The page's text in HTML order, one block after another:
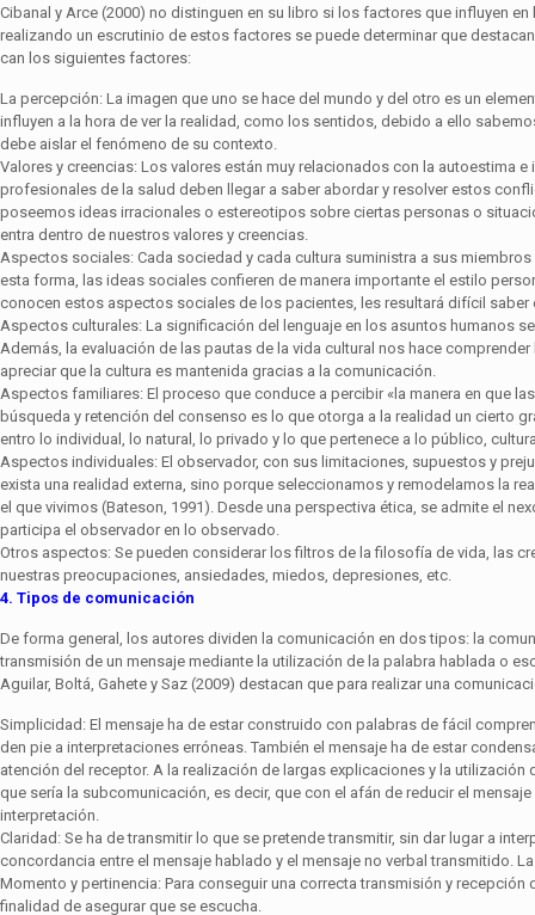
Cibanal y Arce (2000) no distinguen en su libro si los factores que influyen
realizando un escrutinio de estos factores se puede determinar que
can los siguientes factores:
La percepción: La imagen que uno se hace del mundo y del otro es un
influyen a la hora de ver la realidad, como los sentidos, debido a ello
debe aislar el fenómeno de su contexto.
Valores y creencias: Los valores están muy relacionados con la autoestima
profesionales de la salud deben llegar a saber abordar y resolver estos
poseemos ideas irracionales o estereotipos sobre ciertas personas o
entra dentro de nuestros valores y creencias.
Aspectos sociales: Cada sociedad y cada cultura suministra a sus
esta forma, las ideas sociales confieren de manera importante el estilo
conocen estos aspectos sociales de los pacientes, les resultará difícil saber
Aspectos culturales: La significación del lenguaje en los asuntos humanos
Además, la evaluación de las pautas de la vida cultural nos hace
apreciar que la cultura es mantenida gracias a la comunicación.
Aspectos familiares: El proceso que conduce a percibir «la manera en que
búsqueda y retención del consenso es lo que otorga a la realidad un cierto
entro lo individual, lo natural, lo privado y lo que pertenece a lo público,
Aspectos individuales: El observador, con sus limitaciones, supuestos y
exista una realidad externa, sino porque seleccionamos y remode­lamos la
el que vivimos (Bateson, 1991). Desde una perspec­tiva ética, se admite el
participa el observador en lo observado.
Otros aspectos: Se pueden considerar los filtros de la filosofía de vida, las
nuestras preocupaciones, ansiedades, miedos, depresiones, etc.
4. Tipos de comunicación
De forma general, los autores dividen la comunicación en dos tipos: la
transmisión de un mensaje mediante la utilización de la palabra hablada o
Aguilar, Boltá, Gahete y Saz (2009) destacan que para realizar una
Simplicidad: El mensaje ha de estar construido con palabras de fácil
den pie a interpretaciones erróneas. También el mensaje ha de estar
atención del receptor. A la realización de largas explicaciones y la
que sería la subcomunicación, es decir, que con el afán de reducir el
interpretación.
Claridad: Se ha de transmitir lo que se pretende transmitir, sin dar lugar a
concordancia entre el mensaje hablado y el mensaje no verbal trans­mitido.
Momento y pertinencia: Para conseguir una correcta transmisión y
finalidad de asegurar que se escucha.